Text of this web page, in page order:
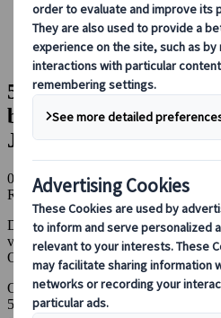
Blog
Høydepunkter fra
5 (fantastiske) grunner til at du
neste reise til Japan
5 (fantastiske)
besøke Okinawa på din
Japan
02 jan 2025
Redaktørens valg Høydepunkter på
Drømmer du om pittoreske strender,
varme, spennende kultur og deilig
Okinawa et opplagt valg for din neste
Okinawa er Japans sørligste
50 bebodde øyer (og rundt 110